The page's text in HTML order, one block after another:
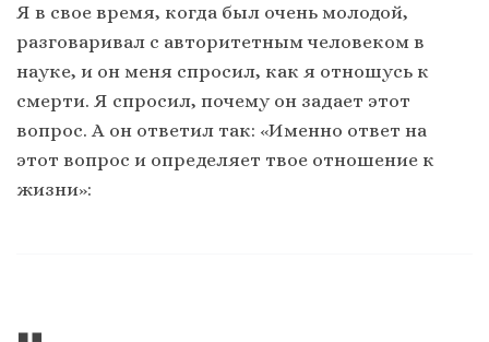
Я в свое время, когда был очень молодой,
разговаривал с авторитетным человеком в
науке, и он меня спросил, как я отношусь к
смерти. Я спросил, почему он задает этот
вопрос. А он ответил так: «Именно ответ на
этот вопрос и определяет твое отношение к
жизни»: